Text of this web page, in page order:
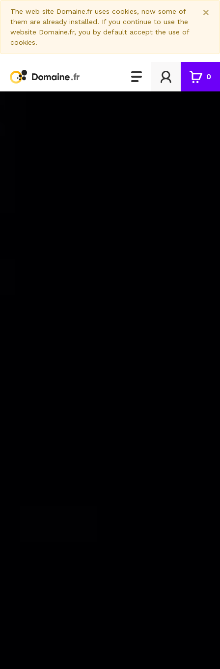
The web site Domaine.fr uses cookies, now some of
them are already installed. If you continue to use the
website Domaine.fr, you by default accept the use of
cookies.
×
0